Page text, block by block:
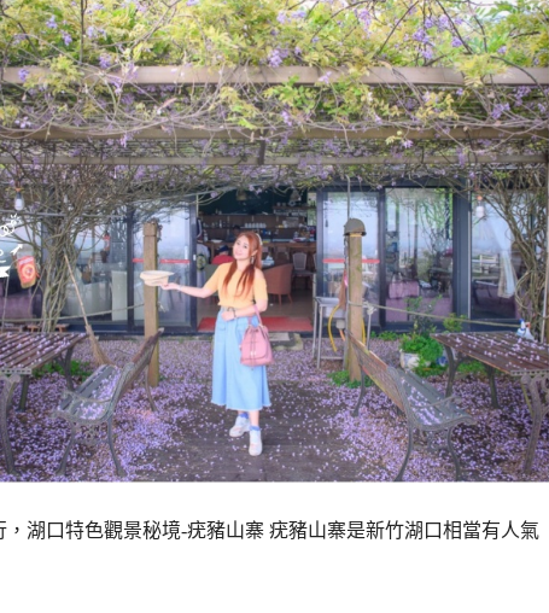
湖口特色觀景秘境-疣豬山寨 疣豬山寨是新竹湖口相當有人氣